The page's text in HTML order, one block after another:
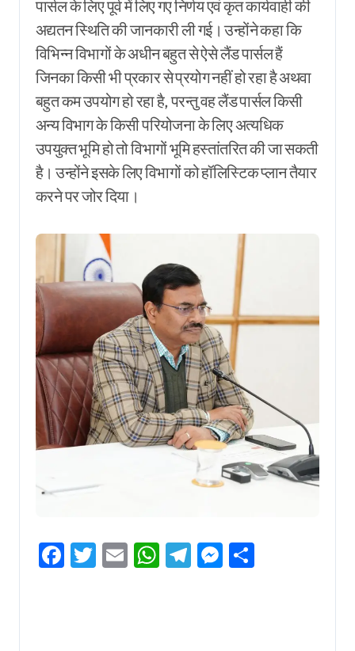
पार्सल के लिए पूर्व में लिए गए निर्णय एवं कृत कार्यवाही की
अद्यतन स्थिति की जानकारी ली गई। उन्होंने कहा कि
विभिन्न विभागों के अधीन बहुत से ऐसे लैंड पार्सल हैं
जिनका किसी भी प्रकार से प्रयोग नहीं हो रहा है अथवा
बहुत कम उपयोग हो रहा है, परन्तु वह लैंड पार्सल किसी
अन्य विभाग के किसी परियोजना के लिए अत्यधिक
उपयुक्त भूमि हो तो विभागों भूमि हस्तांतरित की जा सकती
है। उन्होंने इसके लिए विभागों को हॉलिस्टिक प्लान तैयार
करने पर जोर दिया।
Facebook
Twitter
EmailWhatsApp
Telegram
Messenger